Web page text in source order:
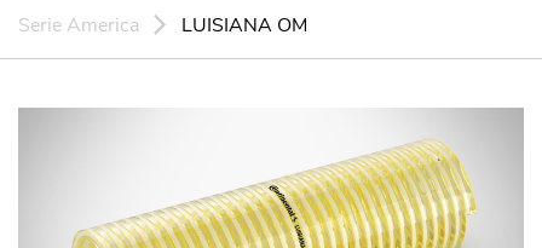
Serie America
LUISIANA OM